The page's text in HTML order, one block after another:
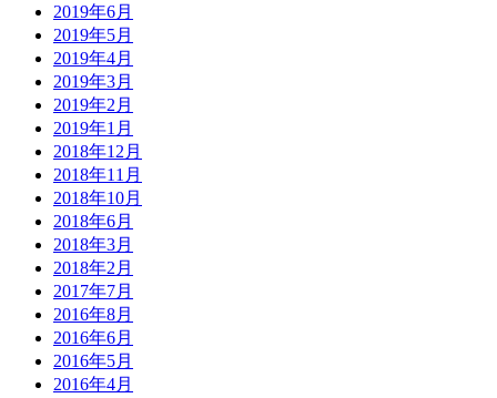
2019年6月
2019年5月
2019年4月
2019年3月
2019年2月
2019年1月
2018年12月
2018年11月
2018年10月
2018年6月
2018年3月
2018年2月
2017年7月
2016年8月
2016年6月
2016年5月
2016年4月